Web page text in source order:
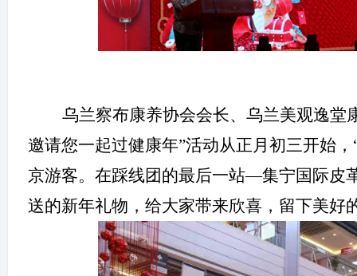
乌兰察布康养协会会长、 乌兰美观逸堂
邀请您一起过健康年”活动从正月初三开始
京游客。 在踩线团的最后一站—集宁国际皮
送的新年礼物，给大家带来欣喜，留下美好